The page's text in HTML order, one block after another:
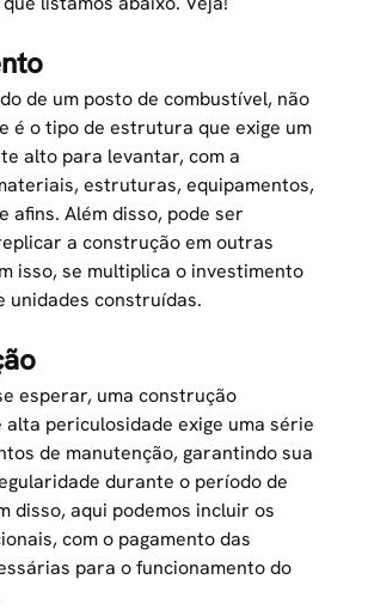
de um posto de combustível, não
é o tipo de estrutura que exige um
alto para levantar, com a
estruturas, equipamentos,
afins. Além disso, pode ser
a construção em outras
isso, se multiplica o investimento
unidades construídas.
esperar, uma construção
alta periculosidade exige uma série
de manutenção, garantindo sua
durante o período de
disso, aqui podemos incluir os
, com o pagamento das
para o funcionamento do